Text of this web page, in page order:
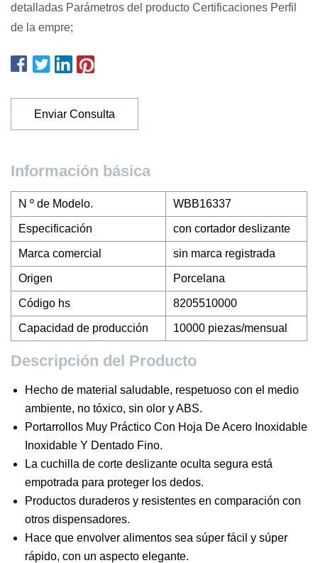
detalladas Parámetros del producto Certificaciones Perfil
de la empre;
Enviar Consulta
Información básica
N º de Modelo. WBB16337
Especificación con cortador deslizante
Marca comercial sin marca registrada
Origen Porcelana
Código hs 8205510000
Capacidad de producción 10000 piezas/mensual
Descripción del Producto
Hecho de material saludable, respetuoso con el medio
ambiente, no tóxico, sin olor y ABS.
Portarrollos Muy Práctico Con Hoja De Acero Inoxidable
Inoxidable Y Dentado Fino.
La cuchilla de corte deslizante oculta segura está
empotrada para proteger los dedos.
Productos duraderos y resistentes en comparación con
otros dispensadores.
Hace que envolver alimentos sea súper fácil y súper
rápido, con un aspecto elegante.